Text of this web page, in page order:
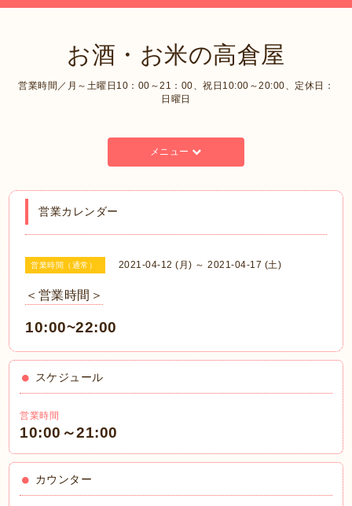
お酒・お米の高倉屋
営業時間／月～土曜日10：00～21：00、祝日10:00～20:00、定休日：
日曜日
メニュー
営業カレンダー
営業時間（通常） 2021-04-12 (月) ～ 2021-04-17 (土)
＜営業時間＞
10:00~22:00
スケジュール
営業時間
10:00～21:00
カウンター